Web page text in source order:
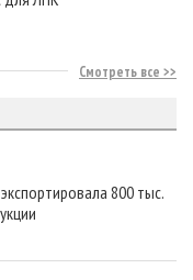
Смотреть все
800 тыс.